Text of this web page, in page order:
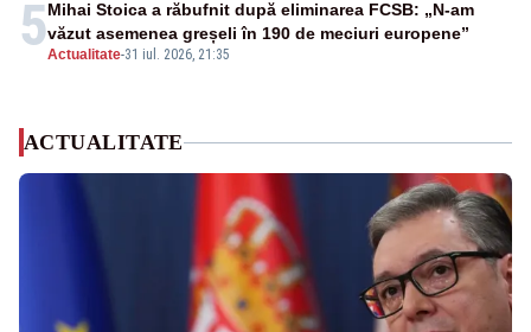
5Actualitate-31 iul. 2026, 21:35
Mihai Stoica a răbufnit după eliminarea FCSB: „N-am
văzut asemenea greșeli în 190 de meciuri europene”
ACTUALITATE